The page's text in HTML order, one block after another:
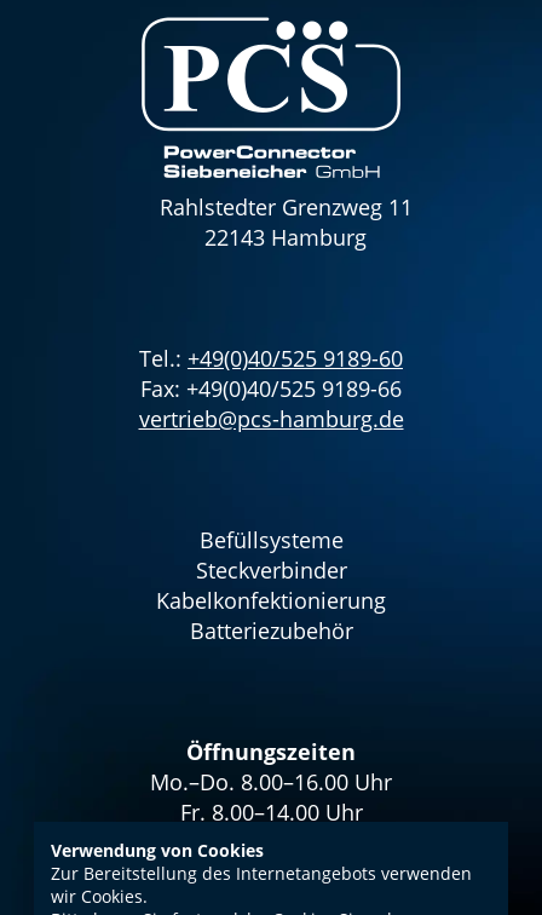
Rahlstedter Grenzweg 11
22143 Hamburg
Tel.: +49(0)40/525 9189-60
Fax: +49(0)40/525 9189-66
vertrieb@pcs-hamburg.de
Befüllsysteme
Steckverbinder
Kabelkonfektionierung
Batteriezubehör
Öffnungszeiten
Mo.–Do. 8.00–16.00 Uhr
Fr. 8.00–14.00 Uhr
Verwendung von Cookies
Zur Bereitstellung des Internetangebots verwenden
wir Cookies.